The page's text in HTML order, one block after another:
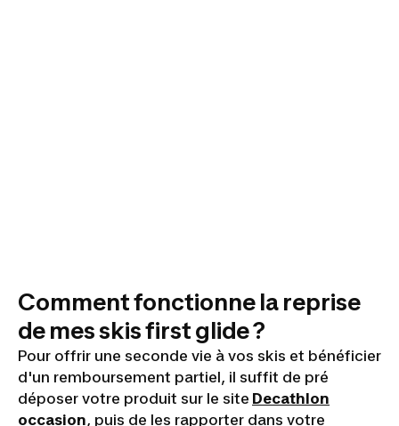
Comment fonctionne la reprise
de mes skis first glide ?
Pour offrir une seconde vie à vos skis et bénéficier
d'un remboursement partiel, il suffit de pré
déposer votre produit sur le site Decathlon
occasion, puis de les rapporter dans votre